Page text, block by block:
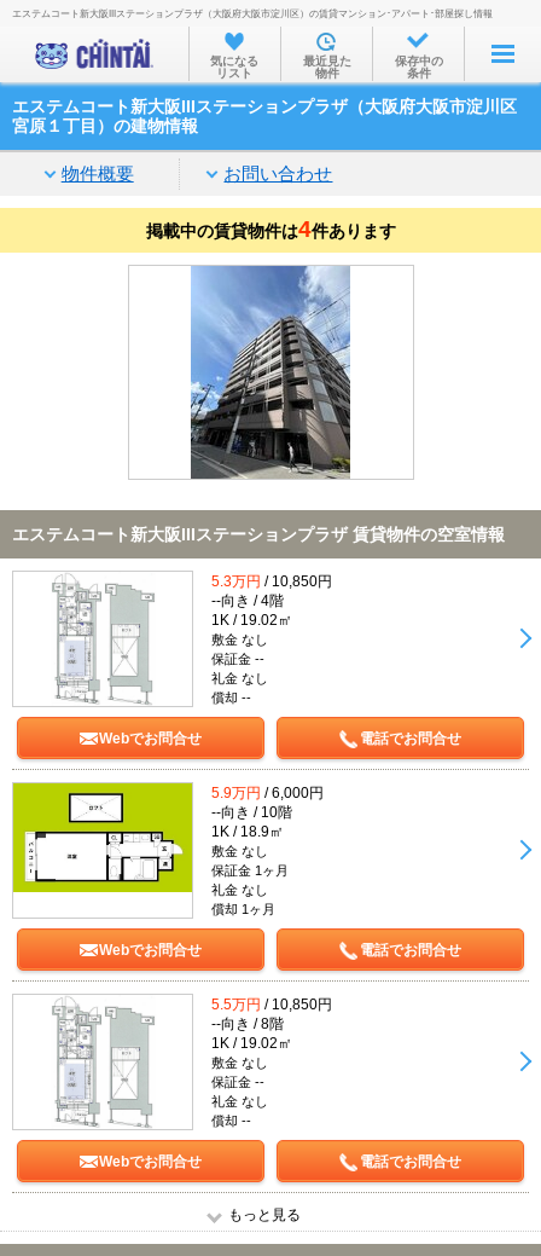
お部屋を探す
沿線・駅から
家賃相場から
通勤通学時間から
物件特集から
不動産会社から
TOP
エステムコート新大阪IIIステーションプラザ（大阪府大阪市淀川区）の賃貸マンション･アパート･部屋探し情報
気になる
リスト
最近見た
物件
保存中の
条件
エステムコート新大阪IIIステーションプラザ（大阪府大阪市淀川区
宮原１丁目）の建物情報
物件概要 お問い合わせ
掲載中の賃貸物件は4件あります
エステムコート新大阪IIIステーションプラザ 賃貸物件の空室情報
5.3万円 / 10,850円
--向き / 4階
1K / 19.02㎡
敷金 なし
保証金 --
礼金 なし
償却 --
Webでお問合せ 電話でお問合せ
5.9万円 / 6,000円
--向き / 10階
1K / 18.9㎡
敷金 なし
保証金 1ヶ月
礼金 なし
償却 1ヶ月
Webでお問合せ 電話でお問合せ
5.5万円 / 10,850円
--向き / 8階
1K / 19.02㎡
敷金 なし
保証金 --
礼金 なし
償却 --
Webでお問合せ 電話でお問合せ
もっと見る